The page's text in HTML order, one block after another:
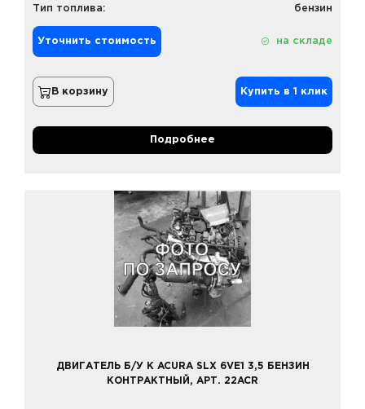
Тип топлива:
бензин
Уточнить стоимость на складе
В корзину Купить в 1 клик
Подробнее
ДВИГАТЕЛЬ Б/У К ACURA SLX 6VE1 3,5 БЕНЗИН
КОНТРАКТНЫЙ, АРТ. 22ACR